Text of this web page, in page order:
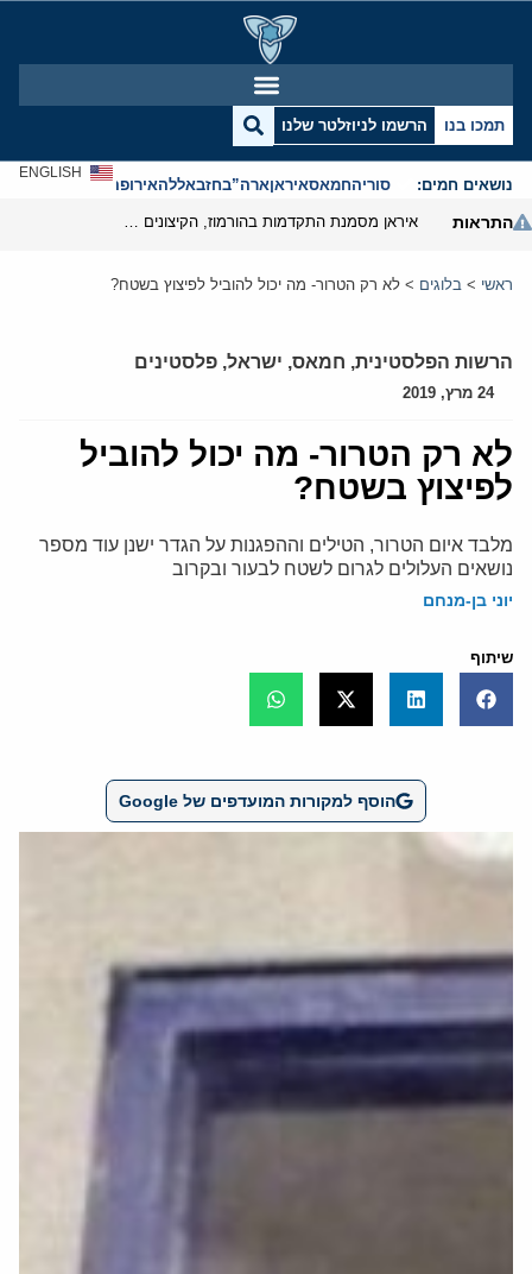
תמכו בנו הרשמו לניוזלטר שלנו
נושאים חמים: סוריהחמאסאיראןארה”בחזבאללהאירופהאנטישמיות
ENGLISH
התראות
ראשי > בלוגים > לא רק הטרור- מה יכול להוביל לפיצוץ בשטח?
הרשות הפלסטינית, חמאס, ישראל, פלסטינים
24 מרץ, 2019
לא רק הטרור- מה יכול להוביל
לפיצוץ בשטח?
מלבד איום הטרור, הטילים וההפגנות על הגדר ישנן עוד מספר
נושאים העלולים לגרום לשטח לבעור ובקרוב
יוני בן-מנחם
שיתוף
הוסף למקורות המועדפים של Google